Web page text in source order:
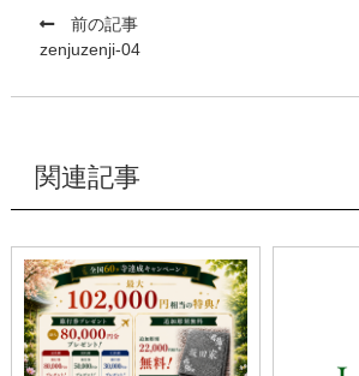
前の記事
zenjuzenji-04
関連記事